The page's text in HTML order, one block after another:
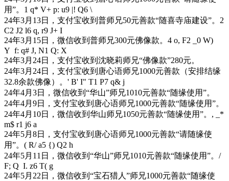
用”。 1 q* V+ p: u9 |! Q6 \
24年3月13日，支付宝收到普师兄50元善款“随喜寺庙建设”。 2
C2 J2 l6 q, r9 J+ I
24年3月15日，微信收到普师兄300元佛像款。 4 o, F2 _0 W)
Y f: q# J, N1 Q: X
24年3月24日，支付宝收到沈晓莉师兄“佛像款”280元。
24年3月24日，支付宝收到唐心语师兄1000元善款（安排结缘
32.8余款佛像）。 ' B' I" T1 P7 q& j
24年4月3日，微信收到“华山”师兄1010元善款“随缘使用”。
24年4月9日，支付宝收到唐心语师兄1000元善款“随缘使用”。
24年4月10日，微信收到华山师兄1050元善款“随缘使用”。 , _*
m$ r1 j6 a
24年5月8日，支付宝收到唐心语师兄1000元善款“请随缘使
用”。 ( R/ a5 {) Q2 h
24年5月11日，微信收到“华山”师兄1010元善款“随缘使用”。 /
F; Q I. z6 T( g
24年5月22日，微信收到“宝石猎人”师兄1000元善款“随缘使